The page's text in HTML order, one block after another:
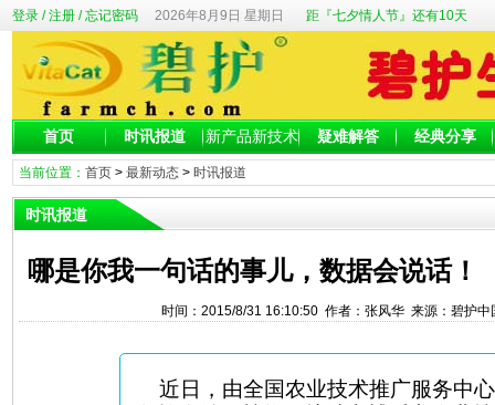
登录/注册/忘记密码 2026年8月9日 星期日 距『七夕情人节』还有10天
首页 时讯报道 新产品新技术 疑难解答 经典分享
当前位置： 首页> 最新动态> 时讯报道
时讯报道
哪是你我一句话的事儿，数据会说话！
时间：2015/8/31 16:10:50 作者：张风华 来源：碧护
近日，由全国农业技术推广服务中